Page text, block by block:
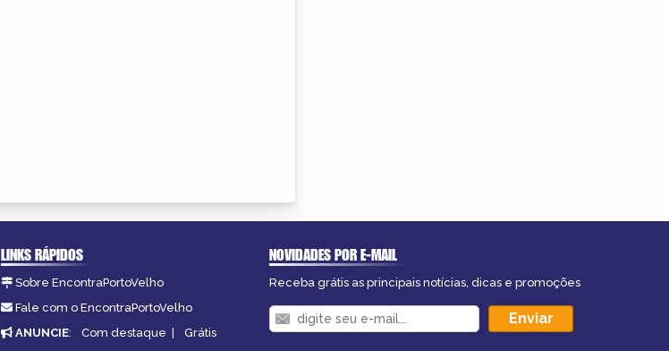
LINKS RÁPIDOS
Sobre EncontraPortoVelho
Fale com o EncontraPortoVelho
ANUNCIE: Com destaque | Grátis
NOVIDADES POR E-MAIL
Receba grátis as principais notícias, dicas e promoções